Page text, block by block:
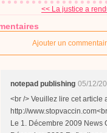
<< La justice a
Ajouter un
notepad publishing 05/12/
<br /> Veuillez lire cet article
http://
Le 1. Décembre 2009 News